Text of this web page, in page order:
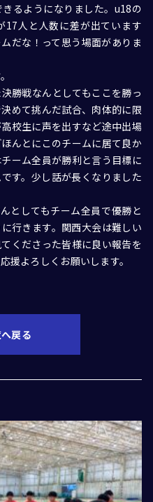
るようになりました。u18の
17人と人数に差が出ています
だな！って思う場面がありま
勝戦なんとしてもここを勝っ
めて挑んだ試合、肉体的に限
校生に声を出すなど途中出場
んとにこのチームに居て良か
ーム全員が勝利と言う目標に
す。少し話が長くなりました
としてもチーム全員で優勝と
行きます。関西大会は難しい
くださった皆様に良い報告を
援よろしくお願いします。
戻る